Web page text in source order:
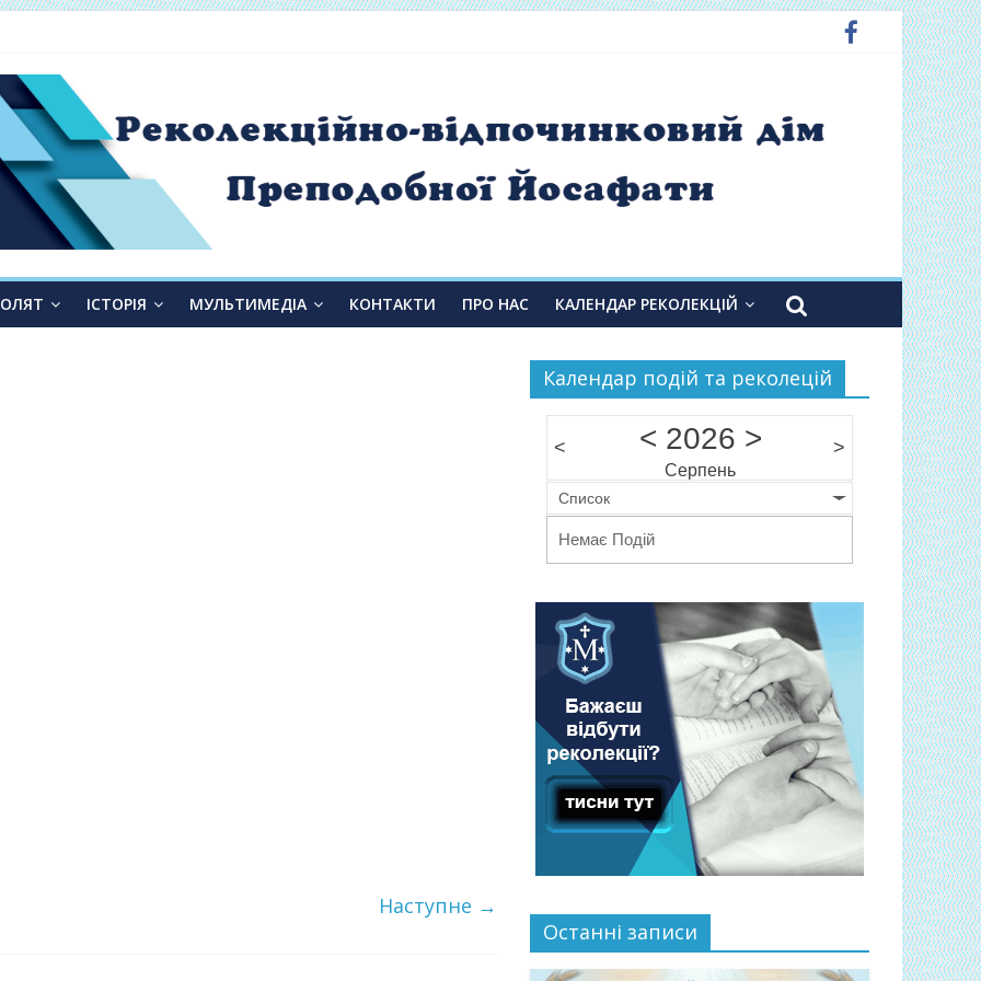
ІСТОРІЯ МУЛЬТИМЕДІА КОНТАКТИ ПРО НАС КАЛЕНДАР РЕКОЛЕКЦІЙ
Наступне →
Календар подій та реколецій
< < 2026 >
Серпень
>
Список
Немає Подій
Останні записи